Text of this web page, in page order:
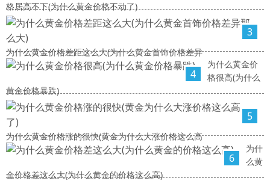
格居高不下(为什么黄金价格不动了)
3
为什么黄金价格差距这么大(为什么黄金首饰价格差异
4
为什么黄金价
格很高(为什么
黄金价格暴跌)
5
为什么黄金价格涨的很快(黄金为什么大涨价格这么高
6
为什
么黄
金价格差这么大(为什么黄金的价格这么高)